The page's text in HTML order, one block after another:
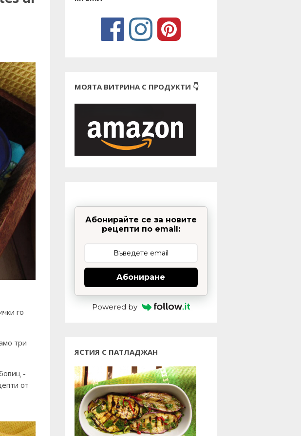
го
три
-
от
МОЯТА ВИТРИНА С ПРОДУКТИ 👇
Абонирайте се за новите
рецепти по email:
Абониране
Powered by
ЯСТИЯ С ПАТЛАДЖАН